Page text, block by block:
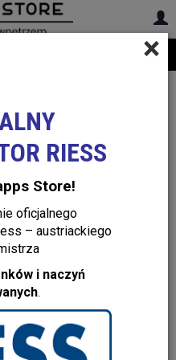
+48 22 299 19 84
×
RIESS
Store!
oficjalnego
– austriackiego
i naczyń
.